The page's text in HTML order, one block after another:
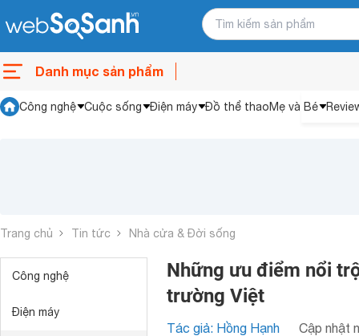
Danh mục sản phẩm
Công nghệ Cuộc sống Điện máy Đồ thể thaoMẹ và Bé
Trang chủ Tin tức Nhà cửa & Đời sống
Công nghệ
Điện máy
Những ưu điểm nổi
trường Việt
Tác giả: Hồng Hạnh Cập nhật